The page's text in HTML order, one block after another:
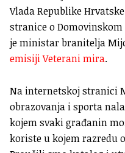
Vlada Republike
stranice o
je ministar branitelja
emisiji Veterani mira.
Na internetskoj stranici
obrazovanja i sporta
kojem svaki građanin
koriste u kojem razredu